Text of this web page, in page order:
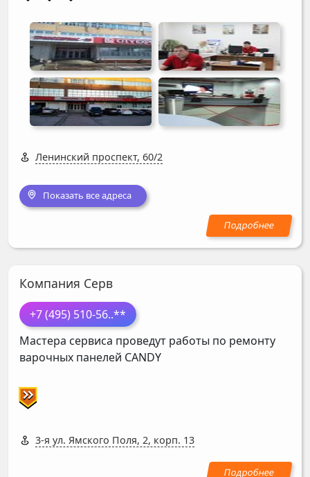
Ленинский проспект, 60/2
Показать все адреса
Компания Серв
+7 (495) 510-56..**
Мастера сервиса проведут работы по ремонту
варочных панелей CANDY
3-я ул. Ямского Поля, 2, корп. 13